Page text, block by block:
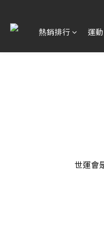
熱銷排行 運
世運會